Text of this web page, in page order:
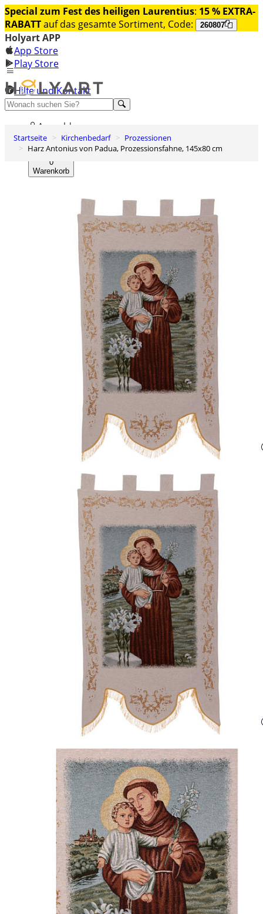
Special zum Fest des heiligen Laurentius: 15 % EXTRA-
RABATTauf das gesamte Sortiment, Code: 260807
Holyart APP
App Store
Play Store
Hilfe und Kontakt
Entdecken Sie Premium
Anmelden
Wunschliste
0
Warenkorb
Startseite Kirchenbedarf
Prozessionen
Harz Antonius von Padua, Prozessionsfahne, 145x80 cm